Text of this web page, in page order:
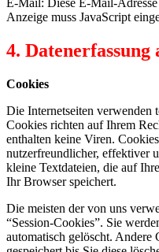
E-Mail: Diese E-Mail-
Anzeige muss JavaScript
4. Datenerfassung
Cookies
Die Internetseiten verwenden
Cookies richten auf Ihrem
enthalten keine Viren.
nutzerfreundlicher, effektiver
kleine Textdateien, die auf
Ihr Browser speichert.
Die meisten der von uns
“Session-Cookies”. Sie
automatisch gelöscht. Andere